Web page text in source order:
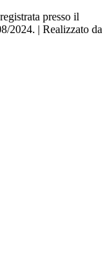
presso il
2024. | Realizzato da